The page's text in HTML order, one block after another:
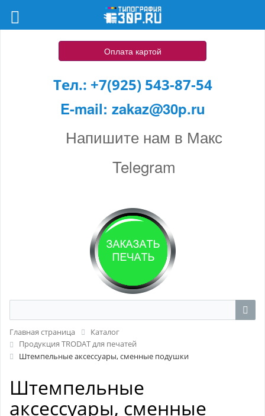
Оплата картой
Тел.: +7(925) 543-87-54
E-mail: zakaz@30p.ru
Напишите нам в Макс
Telegram
Главная страница
Каталог
Продукция TRODAT для печатей
Штемпельные аксессуары, сменные подушки
Штемпельные
аксессуары, сменные